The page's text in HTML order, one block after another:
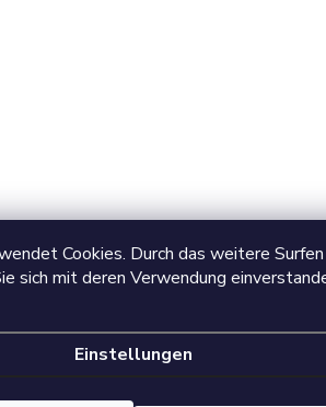
Cookies. Durch das weitere
sich mit deren Verwendung
Einstellungen